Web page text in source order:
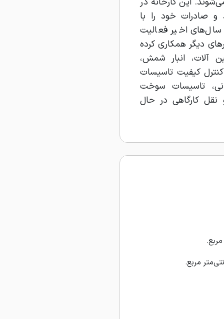
و صادرات خود را با
اخیر فعالیت
دیگر همکاری کرده
آلات، انبار شمش،
کنترل کیفیت تاسیسات
تاسیسات سوخت
کارگاهی در حال